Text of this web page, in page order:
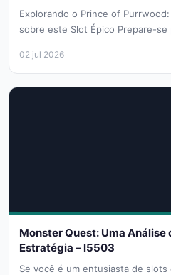
Explorando o Prince of
sobre este Slot Épico Prepare-se
02 jul 2026
Monster Quest: Uma Análise
Estratégia – l5503
Se você é um entusiasta de slots